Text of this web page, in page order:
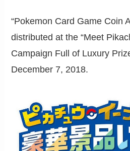
“Pokemon Card Game Coin
distributed at the “Meet
Campaign Full of Luxury
December 7, 2018.